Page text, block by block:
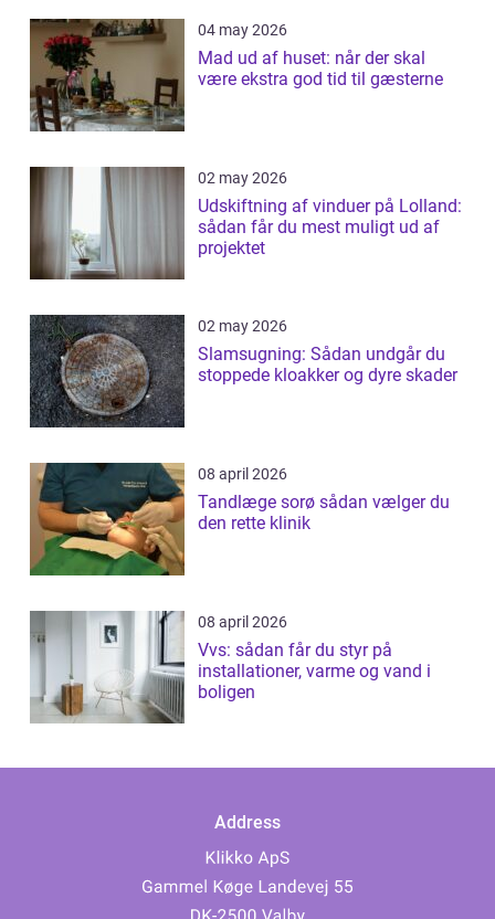
04 may 2026
Mad ud af huset: når der skal
være ekstra god tid til gæsterne
02 may 2026
Udskiftning af vinduer på Lolland:
sådan får du mest muligt ud af
projektet
02 may 2026
Slamsugning: Sådan undgår du
stoppede kloakker og dyre skader
08 april 2026
Tandlæge sorø sådan vælger du
den rette klinik
08 april 2026
Vvs: sådan får du styr på
installationer, varme og vand i
boligen
Address